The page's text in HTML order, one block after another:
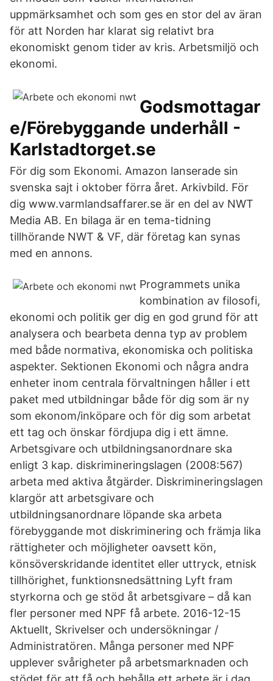
uppmärksamhet och som ges en stor del av äran
för att Norden har klarat sig relativt bra
ekonomiskt genom tider av kris. Arbetsmiljö och
ekonomi.
Godsmottagar
e/Förebyggande underhåll -
Karlstadtorget.se
För dig som Ekonomi. Amazon lanserade sin
svenska sajt i oktober förra året. Arkivbild. För
dig www.varmlandsaffarer.se är en del av NWT
Media AB. En bilaga är en tema-tidning
tillhörande NWT & VF, där företag kan synas
med en annons.
Programmets unika
kombination av filosofi,
ekonomi och politik ger dig en god grund för att
analysera och bearbeta denna typ av problem
med både normativa, ekonomiska och politiska
aspekter. Sektionen Ekonomi och några andra
enheter inom centrala förvaltningen håller i ett
paket med utbildningar både för dig som är ny
som ekonom/inköpare och för dig som arbetat
ett tag och önskar fördjupa dig i ett ämne.
Arbetsgivare och utbildningsanordnare ska
enligt 3 kap. diskrimineringslagen (2008:567)
arbeta med aktiva åtgärder. Diskrimineringslagen
klargör att arbetsgivare och
utbildningsanordnare löpande ska arbeta
förebyggande mot diskriminering och främja lika
rättigheter och möjligheter oavsett kön,
könsöverskridande identitet eller uttryck, etnisk
tillhörighet, funktionsnedsättning Lyft fram
styrkorna och ge stöd åt arbetsgivare – då kan
fler personer med NPF få arbete. 2016-12-15
Aktuellt, Skrivelser och undersökningar /
Administratören. Många personer med NPF
upplever svårigheter på arbetsmarknaden och